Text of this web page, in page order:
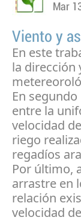
Mar
Viento y
En este
la dirección
En
entre la
velocidad
riego
regadíos
Por último,
arrastre en
relación
velocidad